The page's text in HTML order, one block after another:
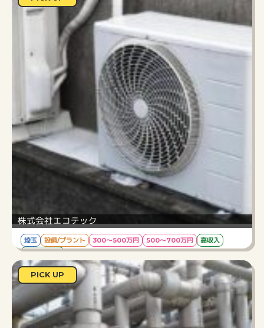
事です★
45万/月
8：00～17：00（休憩60分）
仕事内容
滋賀県彦根市のS造工場改修工事に伴う給排水設
備施工管理のお仕事です。安全管理や品質管理な
どの管理補助業務を担当して頂きます。
株式会社エコテック
埼玉 設備/プラント 300～500万円 500～700万円
高収入
ブランクOK
資格取得の支援も積極的◎設備施工管理求人
給与 45万/月
勤務時間 8：00～17：00（休憩60分）
仕事内容
総合設備工事会社である当社にて、電気設備や暖
PICK UP